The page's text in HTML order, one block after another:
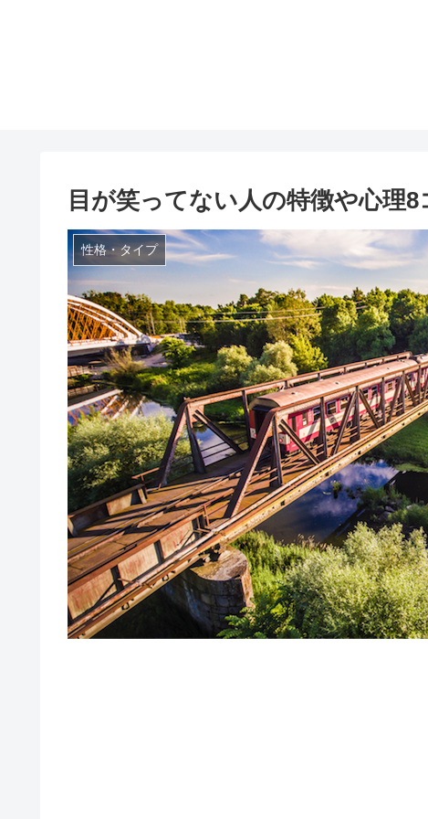
目が笑ってない人の特徴や心理
性格・タイプ